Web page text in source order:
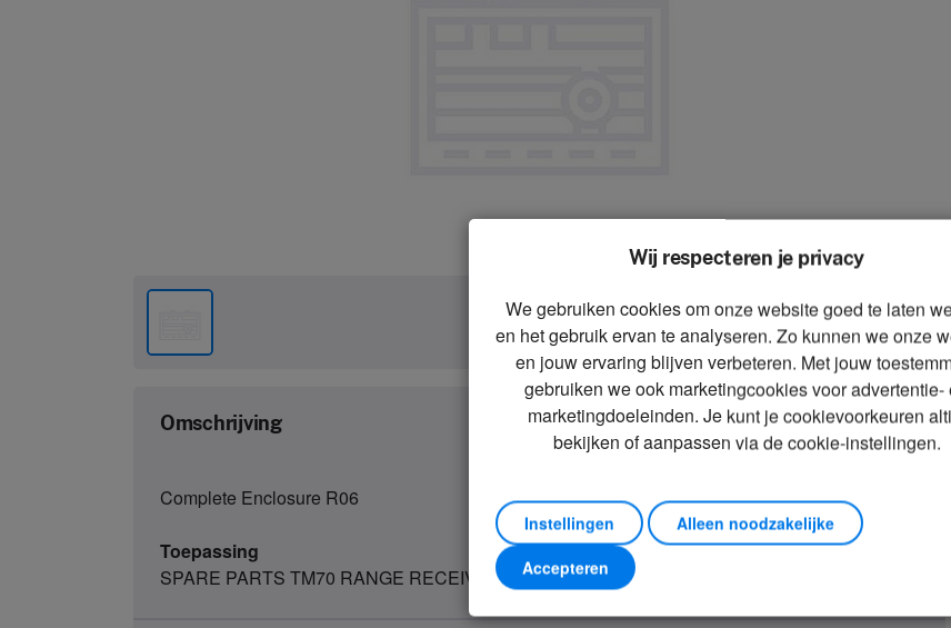
zoom_in
Zoom
Omschrijving
Complete Enclosure R06
Toepassing
SPARE PARTS TM70 RANGE RECEIVERS
Wij respecteren je privacy
We gebruiken cookies om onze website goed te laten
en het gebruik ervan te analyseren. Zo kunnen we onze
en jouw ervaring blijven verbeteren. Met jouw
gebruiken we ook marketingcookies voor advertentie-
marketingdoeleinden. Je kunt je cookievoorkeuren
bekijken of aanpassen via de cookie-instellingen.
Instellingen
Alleen noodzakelijke
Accepteren